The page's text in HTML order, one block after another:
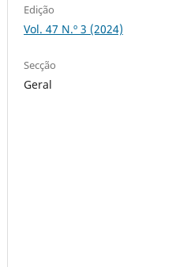
Edição
Vol. 47 N.º 3 (2024)
Secção
Geral